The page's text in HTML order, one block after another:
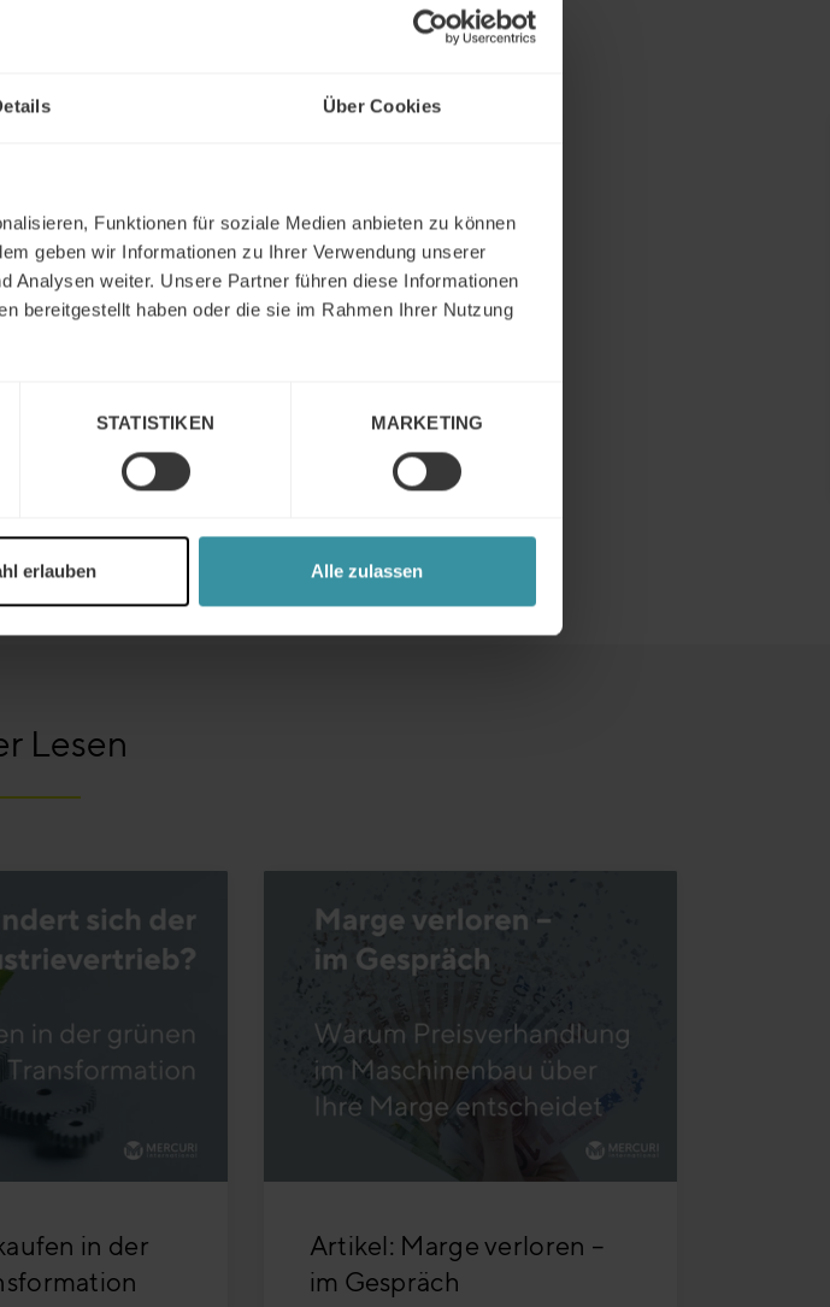
Über Cookies
Funktionen für soziale Medien anbieten zu können
geben wir Informationen zu Ihrer Verwendung unserer
Analysen weiter. Unsere Partner führen diese Informationen
bereitgestellt haben oder die sie im Rahmen Ihrer Nutzung
STATISTIKEN MARKETING
erlauben Alle zulassen
Schreiben Sie uns eine E-Mail
Lesen
in der
Artikel: Marge verloren –
im Gespräch